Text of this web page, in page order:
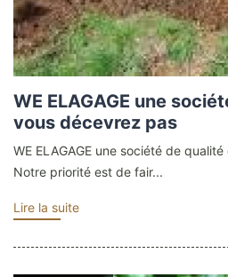
WE ELAGAGE une
vous décevrez pas
WE ELAGAGE une société de
Notre priorité est de fair...
Lire la suite